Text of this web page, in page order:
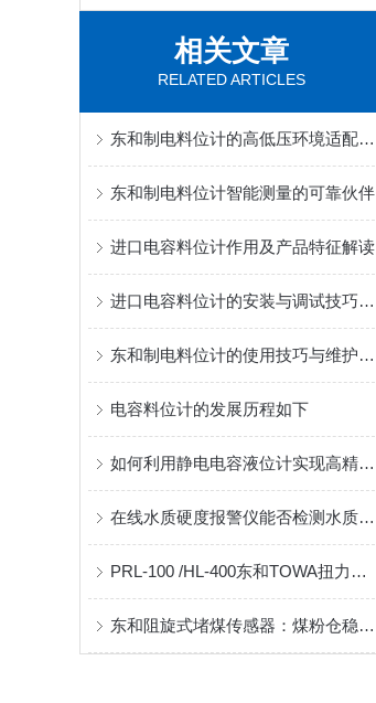
相关文章
RELATED ARTICLES
东和制电料位计的高低压环境适配性能分析
东和制电料位计智能测量的可靠伙伴
进口电容料位计作用及产品特征解读
进口电容料位计的安装与调试技巧说明
东和制电料位计的使用技巧与维护策略
电容料位计的发展历程如下
如何利用静电电容液位计实现高精度液位测量？
在线水质硬度报警仪能否检测水质的软化情况？
PRL-100 /HL-400东和TOWA扭力可调型阻旋料位开关AC220V(产地:日本大阪)
东和阻旋式堵煤传感器：煤粉仓稳定运行的 “守护者”